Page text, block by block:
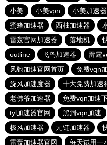
小美
小美vpn 小美加速器
蜜蜂加速器
西柚加速器
雷轰官网加速器
落地机
outline
飞鸟加速器
雷霆
风驰加速官网首页
免费vqn
旋风加速度器
十大免费加速
老佛爷加速器
免费vqn加速
tyl加速器官网
黑洞vqn加速
极风加速器
元链加速器
雷轰加速器官网
每天试用一